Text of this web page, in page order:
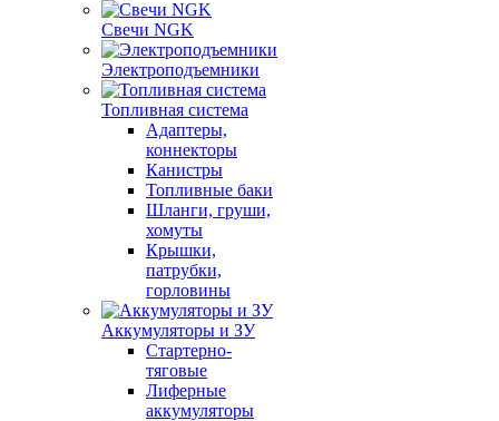
Свечи NGK
Электроподъемники
Топливная система
Адаптеры,
коннекторы
Канистры
Топливные баки
Шланги, груши,
хомуты
Крышки,
патрубки,
горловины
Аккумуляторы и ЗУ
Стартерно-
тяговые
Лиферные
аккумуляторы